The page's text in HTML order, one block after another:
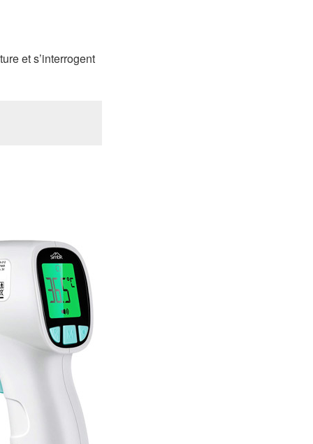
et s’interrogent